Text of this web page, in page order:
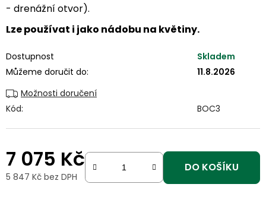
- drenážní otvor).
Lze používat i jako nádobu na květiny.
Dostupnost
Skladem
Můžeme doručit do:
11.8.2026
Možnosti doručení
Kód:
BOC3
7 075 Kč
5 847 Kč bez DPH
DO KOŠÍKU